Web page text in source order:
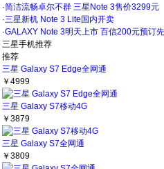
·简洁流畅卓尔不群 三星Note 3售价3299元
·三星新机 Note 3 Lite国内开卖
·GALAXY Note 3明天上市 百信200元预订
三星手机推荐
推荐
三星 Galaxy S7 Edge全网通
￥4999
三星 Galaxy S7移动4G
￥3879
三星 Galaxy S7全网通
￥3809